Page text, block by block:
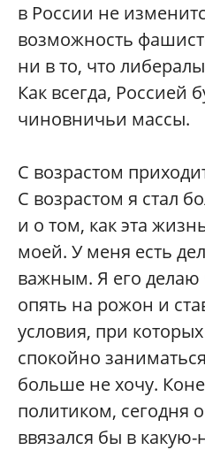
в России не
возможность
ни в то, что
Как всегда, Россией
чиновничьи массы.
С возрастом
С возрастом я стал
и о том, как эта
моей. У меня есть
важным. Я его делаю
опять на рожон и
условия, при
спокойно
больше не хочу.
политиком, сегодня
ввязался бы в